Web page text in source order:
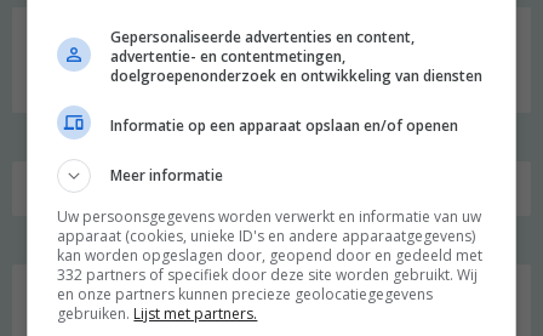
Zoeken
naar:
Favoriet
Gepersonaliseerde advertenties en content,
advertentie- en contentmetingen,
doelgroepenonderzoek en ontwikkeling van diensten
Informatie op een apparaat opslaan en/of openen
Meer informatie
Uw persoonsgegevens worden verwerkt en informatie van uw
apparaat (cookies, unieke ID's en andere apparaatgegevens)
kan worden opgeslagen door, geopend door en gedeeld met
332 partners of specifiek door deze site worden gebruikt. Wij
en onze partners kunnen precieze geolocatiegegevens
gebruiken. Lijst met partners.